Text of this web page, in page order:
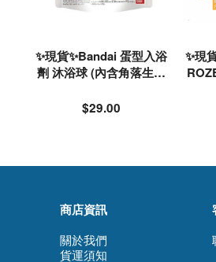
✨現貨✨Bandai 蛋型入浴
劑 沐浴球 (內含角落生物
$29.00
✨現
商店資訊
關於我們
貨運須知